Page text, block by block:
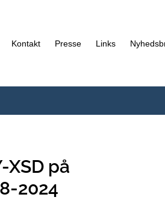
Kontakt Presse Links
på
2024